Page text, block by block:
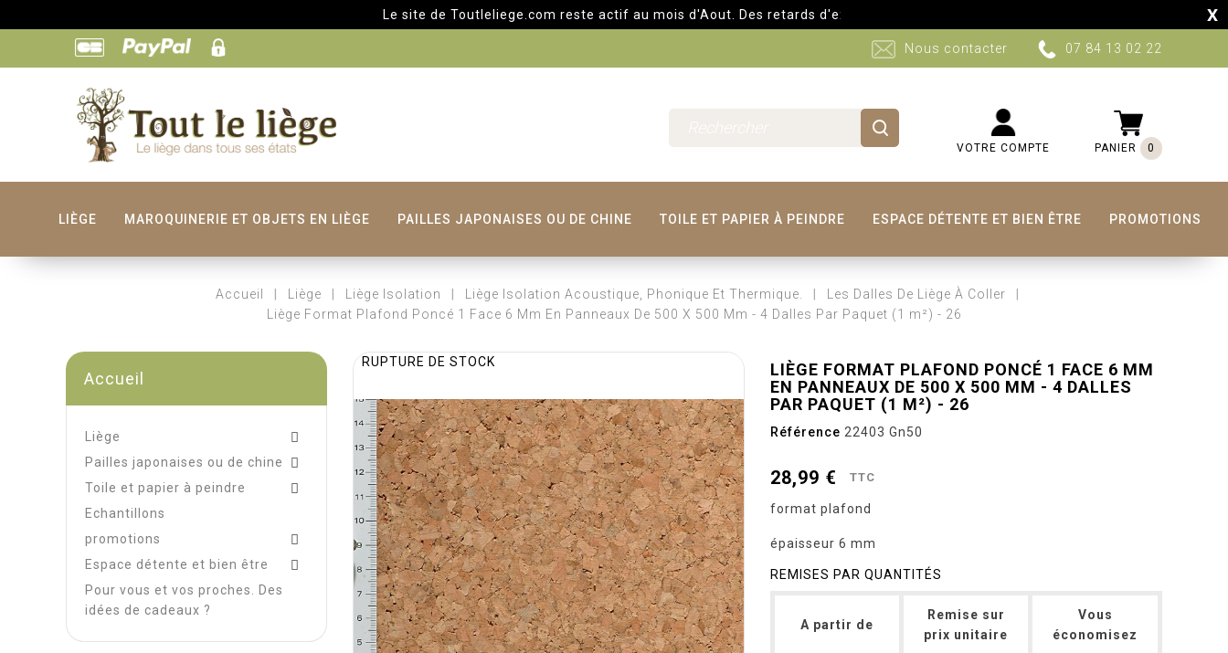
Le site de Toutleliege.com reste actif au mois d'Aout. Des retards d'expéditions auront lieu sur certains produits du 10 au 30 Aout. X
07 84 13 02 22
Nous contacter
PANIER 0
VOTRE COMPTE
LIÈGE MAROQUINERIE ET OBJETS EN LIÈGE PAILLES JAPONAISES OU DE CHINE TOILE ET PAPIER À PEINDRE ESPACE DÉTENTE ET BIEN ÊTRE PROMOTIONS
Accueil Liège Liège Isolation Liège Isolation Acoustique, Phonique Et Thermique.
Les Dalles De Liège À Coller
Liège Format Plafond Poncé 1 Face 6 Mm En Panneaux De 500 X 500 Mm - 4 Dalles Par Paquet (1 m²) - 26
Accueil
Liège

Pailles japonaises ou de chine

Toile et papier à peindre

Echantillons
promotions

Espace détente et bien être

Pour vous et vos proches. Des
idées de cadeaux ?
RUPTURE DE STOCK
LIÈGE FORMAT PLAFOND PONCÉ 1 FACE 6 MM
EN PANNEAUX DE 500 X 500 MM - 4 DALLES
PAR PAQUET (1 M²) - 26
Référence 22403 Gn50
28,99 € TTC
format plafond
épaisseur 6 mm
REMISES PAR QUANTITÉS
A partir de
Remise sur
prix unitaire
Vous
économisez